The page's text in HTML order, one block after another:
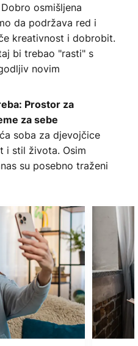
osmišljena
da podržava red i
kreativnost i dobrobit.
bi trebao "rasti" s
novim
Prostor za
za sebe
soba za djevojčice
i stil života. Osim
su posebno traženi